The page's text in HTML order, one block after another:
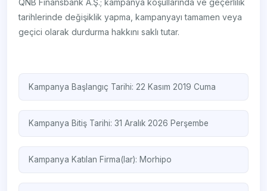
QNB Finansbank A.Ş.; kampanya koşullarında ve geçerlilik
tarihlerinde değişiklik yapma, kampanyayı tamamen veya
geçici olarak durdurma hakkını saklı tutar.
Kampanya Başlangıç Tarihi: 22 Kasım 2019 Cuma
Kampanya Bitiş Tarihi: 31 Aralık 2026 Perşembe
Kampanya Katılan Firma(lar): Morhipo